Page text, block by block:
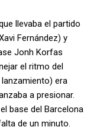
llevaba el partido
Fernández) y
Jonh Korfas
el ritmo del
era
a presionar.
base del Barcelona
de un minuto.